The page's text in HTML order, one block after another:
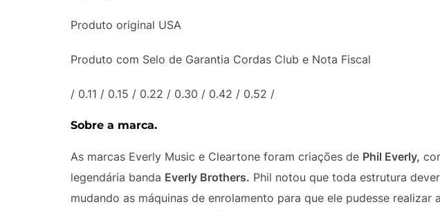
Produto original USA
Produto com Selo de Garantia Cordas Club e Nota Fiscal
/ 0.11 / 0.15 / 0.22 / 0.30 / 0.42 / 0.52 /
Sobre a marca.
As marcas Everly Music e Cleartone foram criações de Phil Everly,
legendária banda Everly Brothers. Phil notou que toda estrutura
mudando as máquinas de enrolamento para que ele pudesse